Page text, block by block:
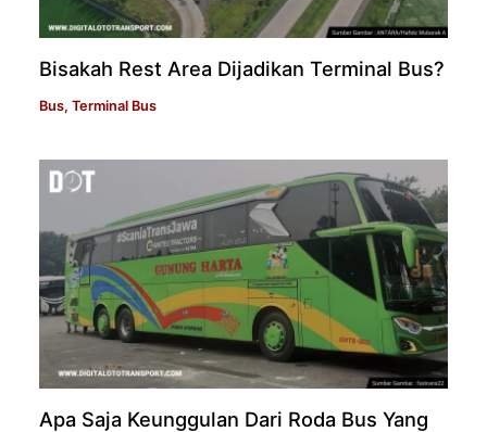
Bisakah Rest Area Dijadikan Terminal Bus?
Bus,Terminal Bus
Apa Saja Keunggulan Dari Roda Bus Yang